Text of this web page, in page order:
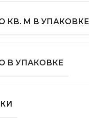
КВ. М В УПАКОВКЕ
В УПАКОВКЕ